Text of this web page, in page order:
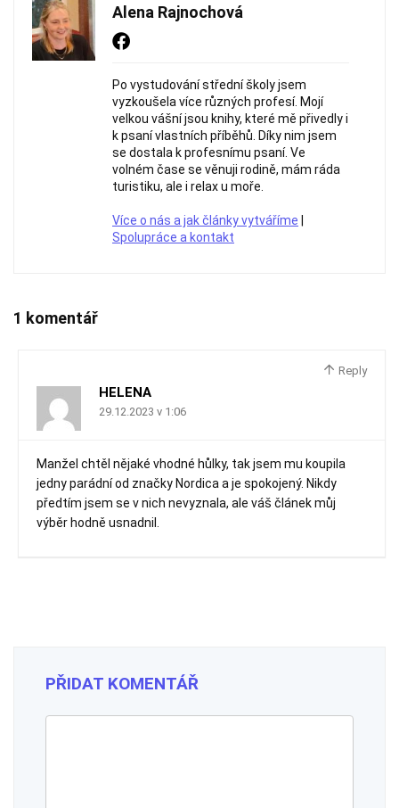
Alena Rajnochová
Po vystudování střední školy jsem
vyzkoušela více různých profesí. Mojí
velkou vášní jsou knihy, které mě přivedly i
k psaní vlastních příběhů. Díky nim jsem
se dostala k profesnímu psaní. Ve
volném čase se věnuji rodině, mám ráda
turistiku, ale i relax u moře.
Více o nás a jak články vytváříme
Spolupráce a kontakt
1 komentář
Reply
HELENA
29.12.2023 v 1:06
Manžel chtěl nějaké vhodné hůlky, tak jsem mu koupila
jedny parádní od značky Nordica a je spokojený. Nikdy
předtím jsem se v nich nevyznala, ale váš článek můj
výběr hodně usnadnil.
PŘIDAT KOMENTÁŘ